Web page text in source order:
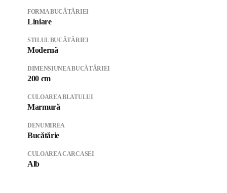
FORMA BUCĂTĂRIEI
Liniare
STILUL BUCĂTĂRIEI
Modernă
DIMENSIUNEA BUCĂTĂRIEI
200 cm
CULOAREA BLATULUI
Marmură
DENUMIREA
Bucătărie
CULOAREA CARCASEI
Alb